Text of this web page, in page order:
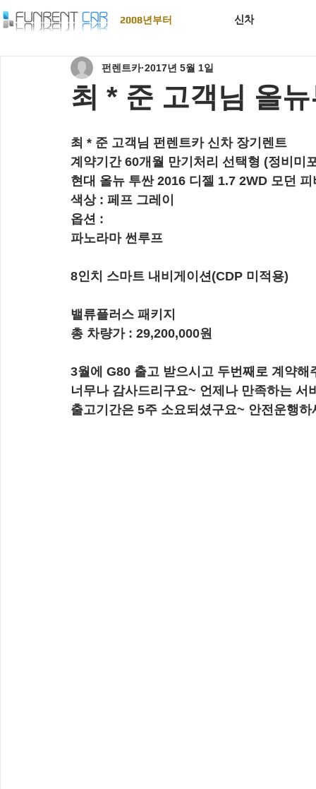
2008년부터 신차
최 * 준 고객님 올
펀렌트카 2017년 5월 1일
최 * 준 고객님 펀렌트카 신차 장기렌트
계약기간 60개월 만기처리 선택형 (정비미
현대 올뉴 투싼 2016 디젤 1.7 2WD 모던 피
색상 : 페프 그레이
옵션 :
파노라마 썬루프
8인치 스마트 내비게이션(CDP 미적용)
밸류플러스 패키지
총 차량가 : 29,200,000원
3월에 G80 출고 받으시고 두번째로 계약해
너무나 감사드리구요~ 언제나 만족하는
출고기간은 5주 소요되셨구요~ 안전운행